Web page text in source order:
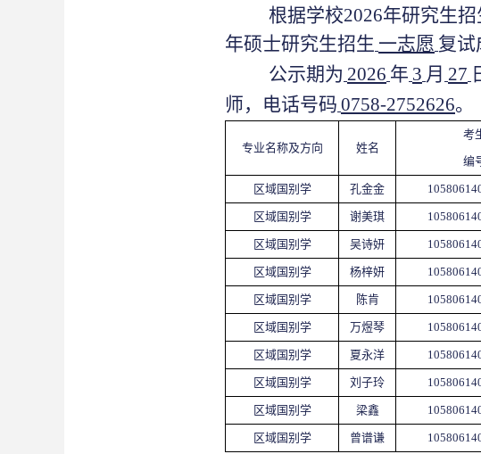
根据学校2026年研究生
年硕士研究生招生 一志愿 复试
公示期为 2026 年 3 月 27
师，电话号码 0758-2752626。
专业名称及方向 姓名
考
编
区域国别学 孔金金
区域国别学 谢美琪
区域国别学 吴诗妍
区域国别学 杨梓妍
区域国别学 陈肯
区域国别学 万煜琴
区域国别学 夏永洋
区域国别学 刘子玲
区域国别学 梁鑫
区域国别学 曾谱谦